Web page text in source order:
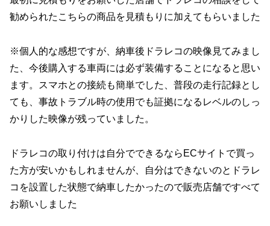
勧められたこちらの商品を見積もりに加えてもらいました
※個人的な感想ですが、納車後ドラレコの映像見てみまし
た、今後購入する車両には必ず装備することになると思い
ます。スマホとの接続も簡単でした、普段の走行記録とし
ても、事故トラブル時の使用でも証拠になるレベルのしっ
かりした映像が残っていました。
ドラレコの取り付けは自分でできるならECサイトで買っ
た方が安いかもしれませんが、自分はできないのとドラレ
コを設置した状態で納車したかったので販売店舗ですべて
お願いしました